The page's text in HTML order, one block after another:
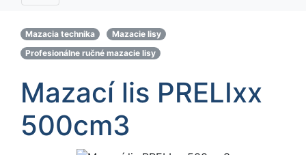
Mazacia technika
Mazacie lisy
Profesionálne ručné mazacie lisy
Mazací lis PRELIxx
500cm3